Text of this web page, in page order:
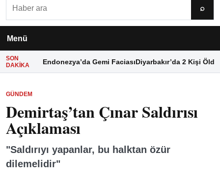
⌕
Menü
SON
DAKIKA
Endonezya’da Gemi FaciasıDiyarbakır’da 2 Kişi Öldü
GÜNDEM
Demirtaş’tan Çınar Saldırısı
Açıklaması
"Saldırıyı yapanlar, bu halktan özür
dilemelidir"